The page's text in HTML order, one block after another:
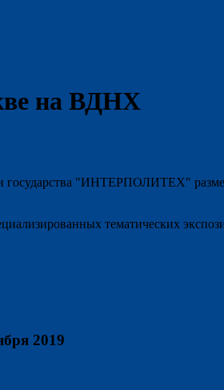
на ВДНХ
государства "ИНТЕРПОЛИТЕХ"
тематических
2019